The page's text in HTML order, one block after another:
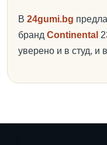
В 24gumi.bg
бранд Continental
уверено и в студ, и